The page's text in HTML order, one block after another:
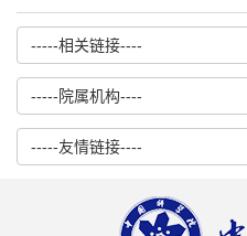
-----相关链接----
-----院属机构----
-----友情链接----